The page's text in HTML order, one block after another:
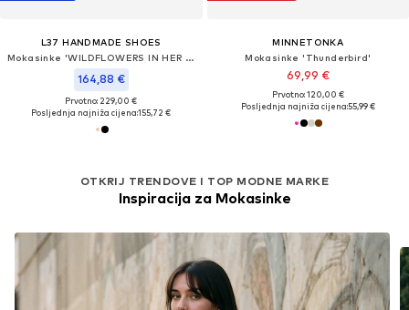
L37 HANDMADE SHOES
Mokasinke 'WILDFLOWERS IN HER HAIR'
164,88 €
Prvotno: 229,00 €
Posljednja najniža cijena:155,72 €
MINNETONKA
Mokasinke 'Thunderbird'
69,99 €
Prvotno: 120,00 €
Posljednja najniža cijena:55,99 €
OTKRIJ TRENDOVE I TOP MODNE MARKE
Inspiracija za Mokasinke